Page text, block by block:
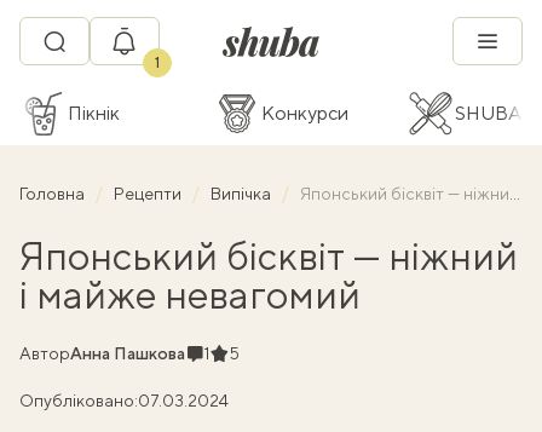
1
Пікнік Конкурси SHUBA
Головна Рецепти Випічка Японський бісквіт — ніжний і майже невагомий
Японський бісквіт — ніжний
і майже невагомий
АвторАнна ПашковаКоментарі
1Рейтинг
5
Опубліковано:07.03.2024